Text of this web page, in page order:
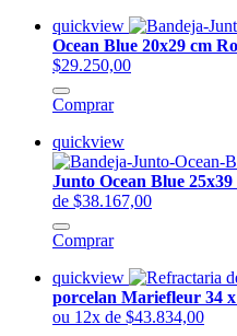
quickview
Ocean Blue 20x29 cm
$29.250,00
Comprar
quickview
Junto Ocean Blue
de $38.167,00
Comprar
quickview
porcelan Mariefleur 34
ou 12x de $43.834,00